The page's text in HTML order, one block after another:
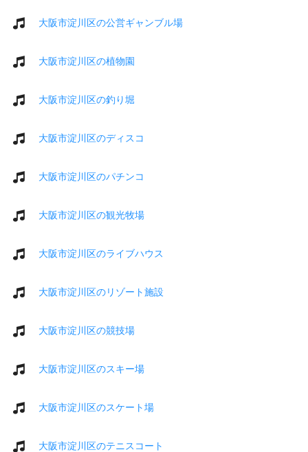
大阪市淀川区の公営ギャンブル場
大阪市淀川区の植物園
大阪市淀川区の釣り堀
大阪市淀川区のディスコ
大阪市淀川区のパチンコ
大阪市淀川区の観光牧場
大阪市淀川区のライブハウス
大阪市淀川区のリゾート施設
大阪市淀川区の競技場
大阪市淀川区のスキー場
大阪市淀川区のスケート場
大阪市淀川区のテニスコート